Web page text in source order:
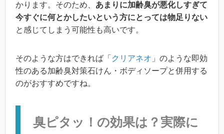
かります。そのため、 あまりに加齢臭が悪化しすぎて
今すぐに何とかしたいという方にとっては物足りない
と感じてしまう可能性も高いです。
そのような方はできれば「 クリアネオ 」のような即効
性のある加齢臭対策石けん・ボディソープと併用する
のがおすすめですね。
臭ピタッ！の効果は？実際に